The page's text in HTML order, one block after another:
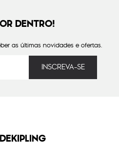
DENTRO!
as últimas novidades e ofertas.